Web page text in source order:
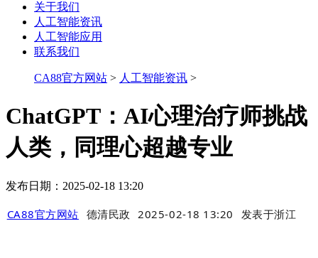
关于我们
人工智能资讯
人工智能应用
联系我们
CA88官方网站 > 人工智能资讯 >
ChatGPT：AI心理治疗师挑战
人类，同理心超越专业
发布日期：2025-02-18 13:20
CA88官方网站 德清民政 2025-02-18 13:20 发表于浙江